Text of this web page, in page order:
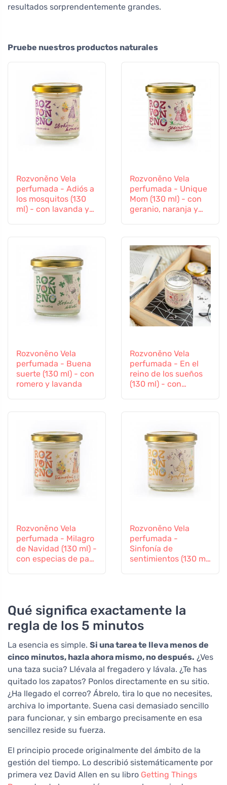
resultados sorprendentemente grandes.
Pruebe nuestros productos naturales
Rozvoněno Vela
perfumada - Adiós a
los mosquitos (130
ml) - con lavanda y
Rozvoněno Vela
perfumada - Unique
Mom (130 ml) - con
geranio, naranja y
Rozvoněno Vela
perfumada - Buena
suerte (130 ml) - con
romero y lavanda
Rozvoněno Vela
perfumada - En el
reino de los sueños
(130 ml) - con
Rozvoněno Vela
perfumada - Milagro
de Navidad (130 ml) -
con especias de pan
Rozvoněno Vela
perfumada -
Sinfonía de
sentimientos (130 ml)
Qué significa exactamente la
regla de los 5 minutos
La esencia es simple. Si una tarea te lleva menos de
cinco minutos, hazla ahora mismo, no después. ¿Ves
una taza sucia? Llévala al fregadero y lávala. ¿Te has
quitado los zapatos? Ponlos directamente en su sitio.
¿Ha llegado el correo? Ábrelo, tira lo que no necesites,
archiva lo importante. Suena casi demasiado sencillo
para funcionar, y sin embargo precisamente en esa
sencillez reside su fuerza.
El principio procede originalmente del ámbito de la
gestión del tiempo. Lo describió sistemáticamente por
primera vez David Allen en su libro Getting Things